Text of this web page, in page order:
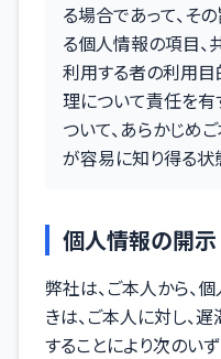
る場合であって、そ
る個人情報の項目、
利用する者の利用
理について責任を
ついて、あらかじめ
が容易に知り得る状
個人情報の開示
弊社は、ご本人から、
きは、ご本人に対し、
することにより次のい